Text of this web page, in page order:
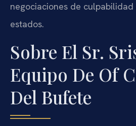
negociaciones de
estados.
Sobre El Sr.
Equipo De Of
Del Bufete